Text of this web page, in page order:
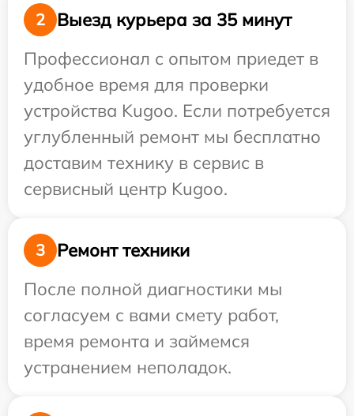
2
Выезд курьера за 35 минут
Профессионал с опытом приедет в
удобное время для проверки
устройства Kugoo. Если потребуется
углубленный ремонт мы бесплатно
доставим технику в сервис в
сервисный центр Kugoo.
3
Ремонт техники
После полной диагностики мы
согласуем с вами смету работ,
время ремонта и займемся
устранением неполадок.